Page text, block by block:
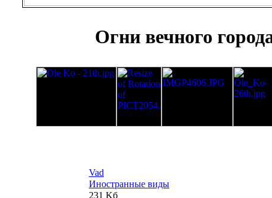
Огни вечного
Vad
Иностранные виды
231 Kб